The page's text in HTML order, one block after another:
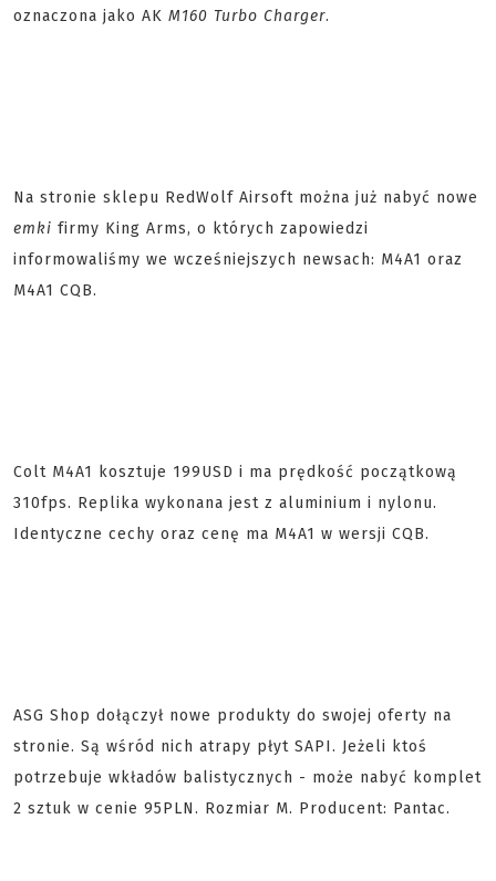
oznaczona jako AK M160 Turbo Charger.
Na stronie sklepu RedWolf Airsoft można już nabyć nowe
emki firmy King Arms, o których zapowiedzi
informowaliśmy we wcześniejszych newsach: M4A1 oraz
M4A1 CQB.
Colt M4A1 kosztuje 199USD i ma prędkość początkową
310fps. Replika wykonana jest z aluminium i nylonu.
Identyczne cechy oraz cenę ma M4A1 w wersji CQB.
ASG Shop dołączył nowe produkty do swojej oferty na
stronie. Są wśród nich atrapy płyt SAPI. Jeżeli ktoś
potrzebuje wkładów balistycznych - może nabyć komplet
2 sztuk w cenie 95PLN. Rozmiar M. Producent: Pantac.